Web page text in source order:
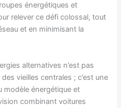
énergétiques et
relever ce défi colossal, tout
et en minimisant la
alternatives n’est pas
vieilles centrales ; c’est une
énergétique et
combinant voitures